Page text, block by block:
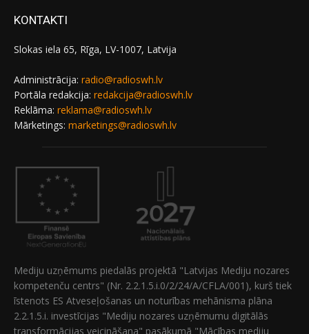
KONTAKTI
Slokas iela 65, Rīga, LV-1007, Latvija
Administrācija: radio@radioswh.lv
Portāla redakcija: redakcija@radioswh.lv
Reklāma: reklama@radioswh.lv
Mārketings: marketings@radioswh.lv
Mediju uzņēmums piedalās projektā "Latvijas Mediju nozares
kompetenču centrs" (Nr. 2.2.1.5.i.0/2/24/A/CFLA/001), kurš tiek
īstenots ES Atveseļošanas un noturības mehānisma plāna
2.2.1.5.i. investīcijas "Mediju nozares uzņēmumu digitālās
transformācijas veicināšana" pasākumā "Mācības mediju